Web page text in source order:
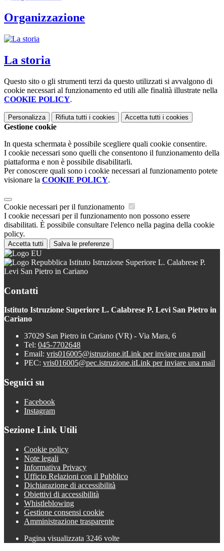
Organizzazione
La storia
Questo sito o gli strumenti terzi da questo utilizzati si avvalgono di
cookie necessari al funzionamento ed utili alle finalità illustrate nella
COOKIE POLICY.
Personalizza Rifiuta tutti i cookies Accetta tutti i cookies
Gestione cookie
In questa schermata è possibile scegliere quali cookie consentire.
I cookie necessari sono quelli che consentono il funzionamento della
piattaforma e non è possibile disabilitarli.
Per conoscere quali sono i cookie necessari al funzionamento potete
visionare la COOKIE POLICY.
Cookie necessari per il funzionamento
I cookie necessari per il funzionamento non possono essere
disabilitati. È possibile consultare l'elenco nella pagina della cookie
policy.
Accetta tutti Salva le preferenze
Istituto Istruzione Superiore L. Calabrese P.
Levi San Pietro in Cariano
Contatti
Istituto Istruzione Superiore L. Calabrese P. Levi San Pietro in
Cariano
37029 San Pietro in Cariano (VR) - Via Mara, 6
Tel: 045-7702648
Email: vris016005@istruzione.itLink per inviare una mail
PEC: vris016005@pec.istruzione.itLink per inviare una mail
Seguici su
Facebook
Instagram
Sezione Link Utili
Cookie policy
Note legali
Informativa Privacy
Ufficio Relazioni con il Pubblico
Dichiarazione di accessibilità
Obiettivi di accessibilità
Whistleblowing
Gestione consensi cookie
Amministrazione trasparente
Pagina visualizzata 3246 volte